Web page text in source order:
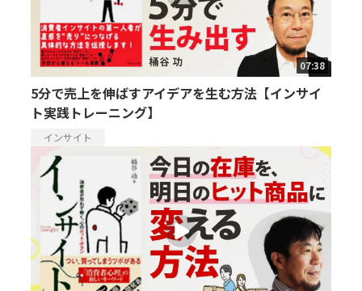
07:38
5分で売上を伸ばすアイデアを生む方法【インサイ
ト実践トレーニング】
インサイト